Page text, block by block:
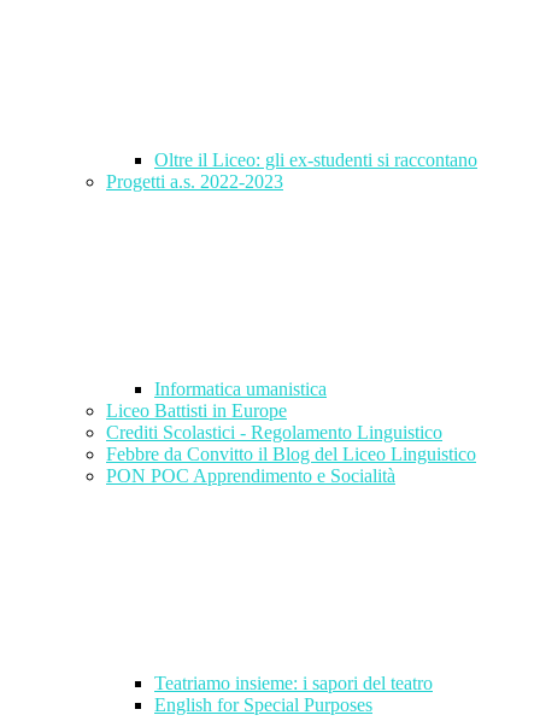
Oltre il Liceo: gli ex-studenti si raccontano
Progetti a.s. 2022-2023
Informatica umanistica
Liceo Battisti in Europe
Crediti Scolastici - Regolamento Linguistico
Febbre da Convitto il Blog del Liceo Linguistico
PON POC Apprendimento e Socialità
Teatriamo insieme: i sapori del teatro
English for Special Purposes